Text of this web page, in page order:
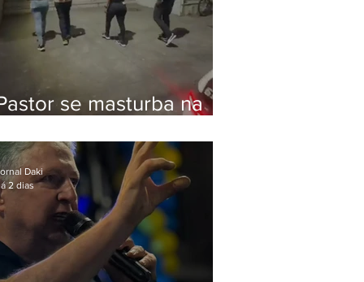
se masturba na
na Zona Oeste
Daki
2 dias